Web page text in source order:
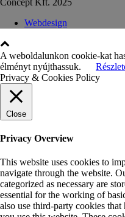
Webdesign
A weboldalunkon cookie-kat
élményt nyújthassuk.
Privacy & Cookies Policy
Close
Privacy Overview
This website uses cookies to
navigate through the website.
categorized as necessary are
essential for the working of
also use third-party cookies